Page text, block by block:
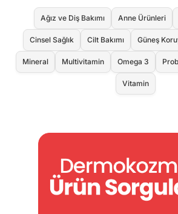
Ağız ve Diş Bakımı Anne Ürünleri
Cinsel Sağlık Cilt Bakımı Güneş
Mineral Multivitamin Omega 3
Vitamin